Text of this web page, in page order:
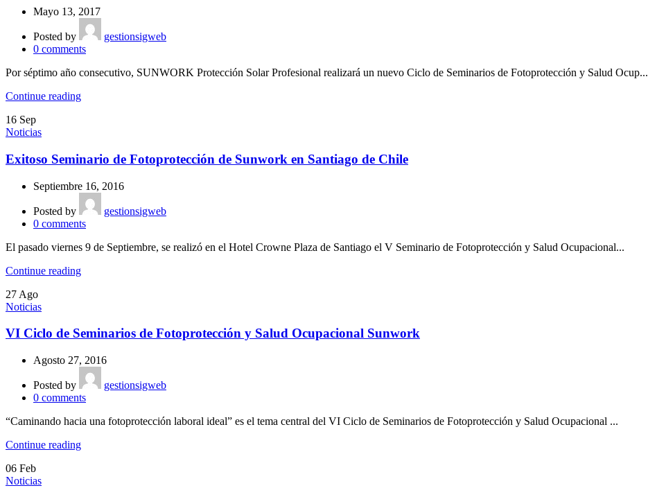
Mayo 13, 2017
Posted by
gestionsigweb
0 comments
Por séptimo año consecutivo, SUNWORK Protección Solar Profesional realizará un nuevo Ciclo de Seminarios de Fotoprotección y Salud Ocup...
Continue reading
16 Sep
Noticias
Exitoso Seminario de Fotoprotección de Sunwork en Santiago de Chile
Septiembre 16, 2016
Posted by
gestionsigweb
0 comments
El pasado viernes 9 de Septiembre, se realizó en el Hotel Crowne Plaza de Santiago el V Seminario de Fotoprotección y Salud Ocupacional...
Continue reading
27 Ago
Noticias
VI Ciclo de Seminarios de Fotoprotección y Salud Ocupacional Sunwork
Agosto 27, 2016
Posted by
gestionsigweb
0 comments
“Caminando hacia una fotoprotección laboral ideal” es el tema central del VI Ciclo de Seminarios de Fotoprotección y Salud Ocupacional ...
Continue reading
06 Feb
Noticias